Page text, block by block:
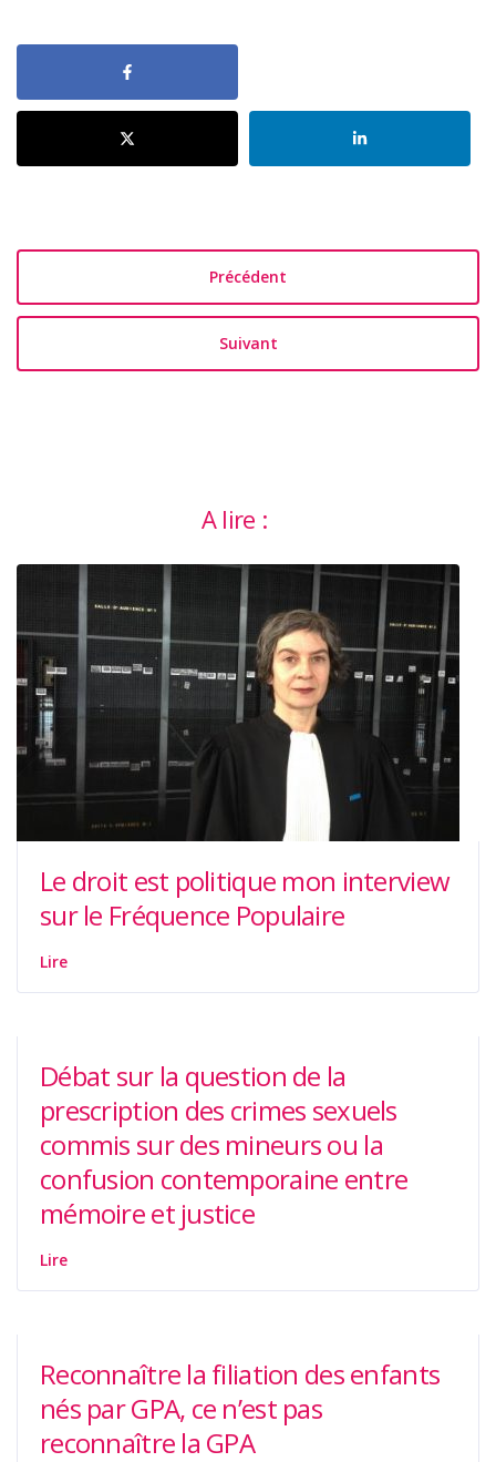
Précédent
Suivant
A lire :
Le droit est politique mon interview
sur le Fréquence Populaire
Lire
Débat sur la question de la
prescription des crimes sexuels
commis sur des mineurs ou la
confusion contemporaine entre
mémoire et justice
Lire
Reconnaître la filiation des enfants
nés par GPA, ce n’est pas
reconnaître la GPA